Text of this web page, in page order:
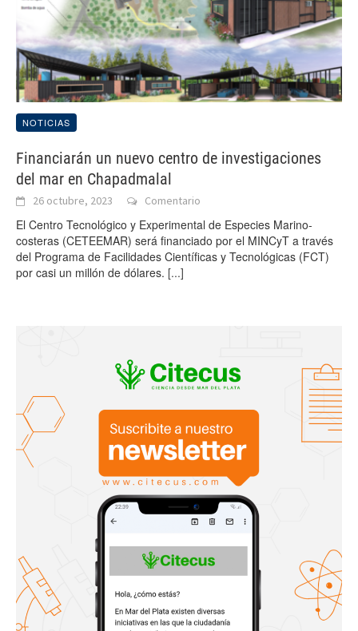
NOTICIAS
Financiarán un nuevo centro de investigaciones
del mar en Chapadmalal
26 octubre, 2023 Comentario
El Centro Tecnológico y Experimental de Especies Marino-
costeras (CETEEMAR) será financiado por el MINCyT a través
del Programa de Facilidades Científicas y Tecnológicas (FCT)
por casi un millón de dólares. [...]